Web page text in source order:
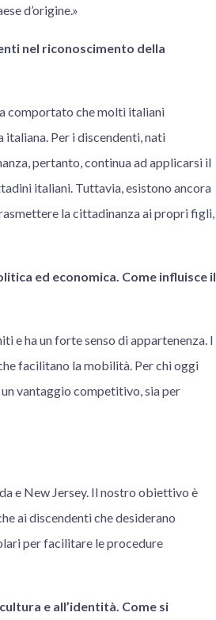
d’origine.»
nel riconoscimento della
comportato che molti italiani
Per i discendenti, nati
pertanto, continua ad applicarsi il
italiani. Tuttavia, esistono ancora
la cittadinanza ai propri figli,
ed economica. Come influisce il
e ha un forte senso di appartenenza. I
facilitano la mobilità. Per chi oggi
vantaggio competitivo, sia per
e New Jersey. Il nostro obiettivo è
ai discendenti che desiderano
per facilitare le procedure
e all’identità. Come si